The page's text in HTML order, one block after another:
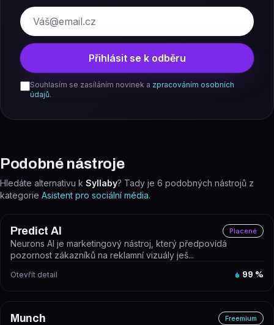
E-mail
Přihlásit se k odběru
Souhlasím se zasíláním novinek a zpracováním osobních
údajů.
Podobné nástroje
Hledáte alternativu k Syllaby? Tady je 6 podobných nástrojů z
kategorie Asistent pro sociální média.
Predict AI Placené
Neurons AI je marketingový nástroj, který předpovídá
pozornost zákazníků na reklamní vizuály ješ...
Otevřít detail 99 %
Munch Freemium